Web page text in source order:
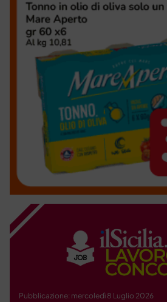
Pubblicazione: mercoledì 8 Luglio 2026